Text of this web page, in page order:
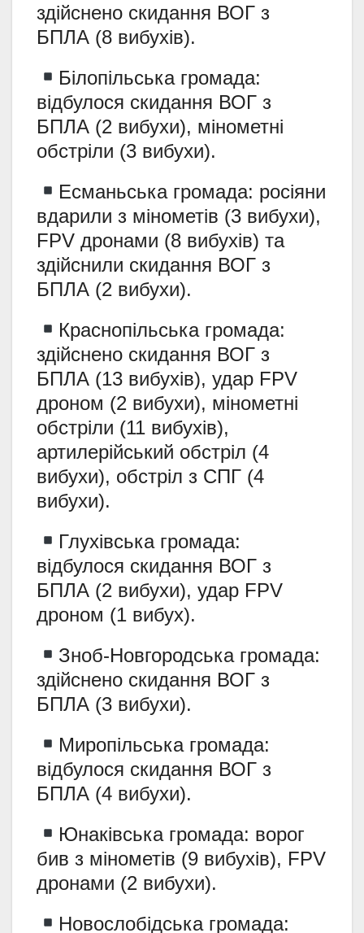
здійснено скидання ВОГ з
БПЛА (8 вибухів).
Білопільська громада:
відбулося скидання ВОГ з
БПЛА (2 вибухи), мінометні
обстріли (3 вибухи).
Есманьська громада: росіяни
вдарили з мінометів (3 вибухи),
FPV дронами (8 вибухів) та
здійснили скидання ВОГ з
БПЛА (2 вибухи).
Краснопільська громада:
здійснено скидання ВОГ з
БПЛА (13 вибухів), удар FPV
дроном (2 вибухи), мінометні
обстріли (11 вибухів),
артилерійський обстріл (4
вибухи), обстріл з СПГ (4
вибухи).
Глухівська громада:
відбулося скидання ВОГ з
БПЛА (2 вибухи), удар FPV
дроном (1 вибух).
Зноб-Новгородська громада:
здійснено скидання ВОГ з
БПЛА (3 вибухи).
Миропільська громада:
відбулося скидання ВОГ з
БПЛА (4 вибухи).
Юнаківська громада: ворог
бив з мінометів (9 вибухів), FPV
дронами (2 вибухи).
Новослобідська громада: